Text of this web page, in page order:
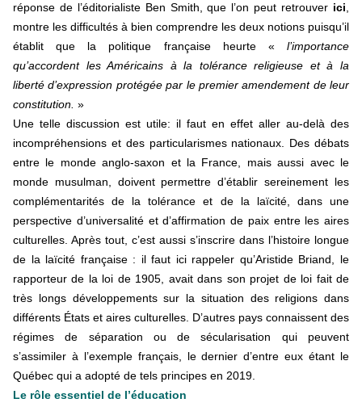
réponse de l’éditorialiste Ben Smith, que l’on peut retrouver ici
montre les difficultés à bien comprendre les deux notions puisqu’il
établit que la politique française heurte « l’importance
qu’accordent les Américains à la tolérance religieuse et à la
liberté d’expression protégée par le premier amendement de leur
constitution. »
Une telle discussion est utile: il faut en effet aller au-delà des
incompréhensions et des particularismes nationaux. Des débats
entre le monde anglo-saxon et la France, mais aussi avec le
monde musulman, doivent permettre d’établir sereinement les
complémentarités de la tolérance et de la laïcité, dans une
perspective d’universalité et d’affirmation de paix entre les aires
culturelles. Après tout, c’est aussi s’inscrire dans l’histoire longue
de la laïcité française : il faut ici rappeler qu’Aristide Briand, le
rapporteur de la loi de 1905, avait dans son projet de loi fait de
très longs développements sur la situation des religions dans
différents États et aires culturelles. D’autres pays connaissent des
régimes de séparation ou de sécularisation qui peuvent
s’assimiler à l’exemple français, le dernier d’entre eux étant le
Québec qui a adopté de tels principes en 2019.
Le rôle essentiel de l’éducation